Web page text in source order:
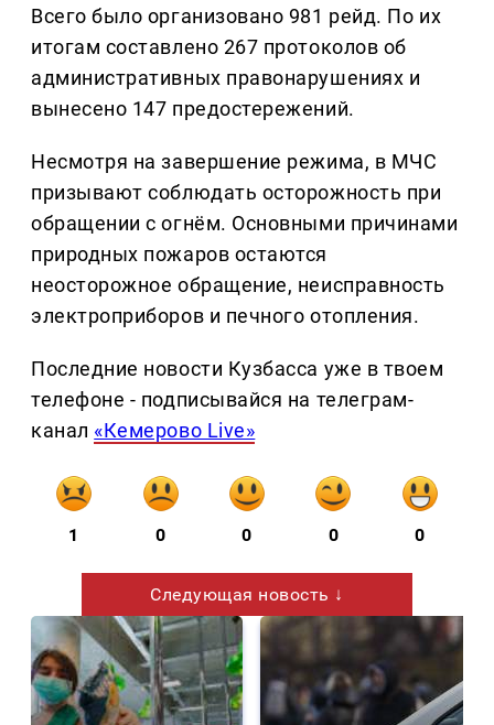
Всего было организовано 981 рейд. По их
итогам составлено 267 протоколов об
административных правонарушениях и
вынесено 147 предостережений.
Несмотря на завершение режима, в МЧС
призывают соблюдать осторожность при
обращении с огнём. Основными причинами
природных пожаров остаются
неосторожное обращение, неисправность
электроприборов и печного отопления.
Последние новости Кузбасса уже в твоем
телефоне - подписывайся на телеграм-
канал «Кемерово Live»
1 0 0 0 0
Следующая новость ↓